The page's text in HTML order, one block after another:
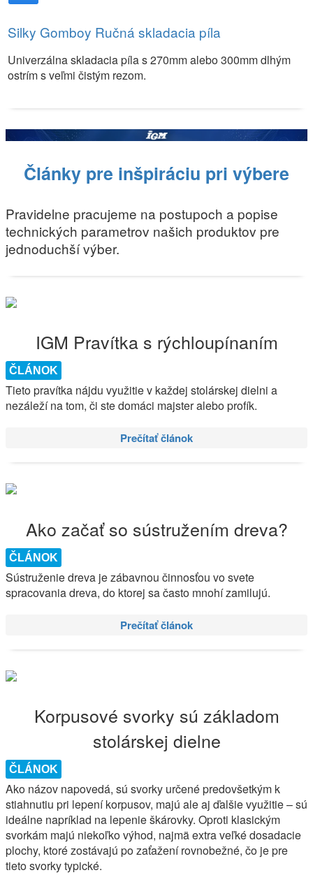
Silky Gomboy Ručná skladacia píla
Univerzálna skladacia píla s 270mm alebo 300mm dlhým
ostrím s veľmi čistým rezom.
Články pre inšpiráciu pri výbere
Pravidelne pracujeme na postupoch a popise
technických parametrov našich produktov pre
jednoduchší výber.
IGM Pravítka s rýchloupínaním
ČLÁNOK
Tieto pravítka nájdu využitie v každej stolárskej dielni a
nezáleží na tom, či ste domáci majster alebo profík.
Prečítať článok
Ako začať so sústružením dreva?
ČLÁNOK
Sústruženie dreva je zábavnou činnosťou vo svete
spracovania dreva, do ktorej sa často mnohí zamilujú.
Prečítať článok
Korpusové svorky sú základom
stolárskej dielne
ČLÁNOK
Ako názov napovedá, sú svorky určené predovšetkým k
stiahnutiu pri lepení korpusov, majú ale aj ďalšie využitie – sú
ideálne napríklad na lepenie škárovky. Oproti klasickým
svorkám majú niekoľko výhod, najmä extra veľké dosadacie
plochy, ktoré zostávajú po zaťažení rovnobežné, čo je pre
tieto svorky typické.